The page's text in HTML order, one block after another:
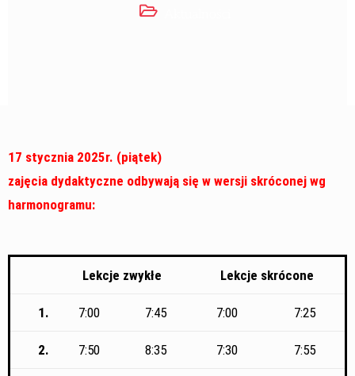
17 stycznia 2025r. (piątek)
zajęcia dydaktyczne odbywają się w wersji skróconej wg
harmonogramu:
Lekcje zwykłe Lekcje skrócone
1. 7:00 7:45 7:00 7:25
2. 7:50 8:35 7:30 7:55